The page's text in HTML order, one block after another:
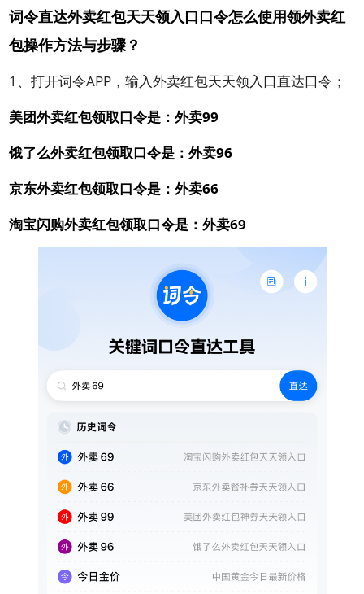
词令直达外卖红包天天领入口口令怎么使用领外卖红
包操作方法与步骤？
1、打开词令APP，输入外卖红包天天领入口直达口令；
美团外卖红包领取口令是：外卖99
饿了么外卖红包领取口令是：外卖96
京东外卖红包领取口令是：外卖66
淘宝闪购外卖红包领取口令是：外卖69